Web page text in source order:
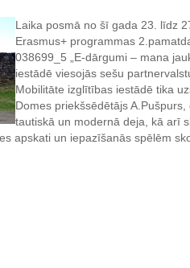
Laika posmā no šī gada 23. līdz
Erasmus+ programmas
038699_5 „E-dārgumi – mana
iestādē viesojās sešu
Mobilitāte izglītības iestādē tika
Domes priekšsēdētājs
tautiskā un modernā deja, kā arī
apskati un iepazīšanās spēlēm